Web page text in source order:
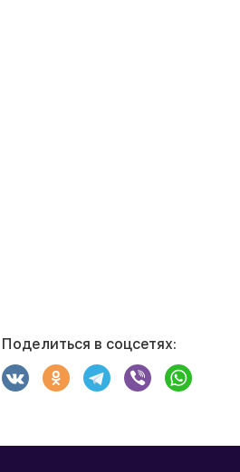
Поделиться в соцсетях: